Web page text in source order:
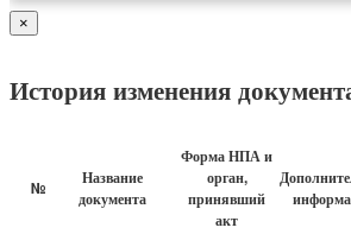
×
История изменения
№
Название
документа
Форма НПА и
орган,
принявший
акт